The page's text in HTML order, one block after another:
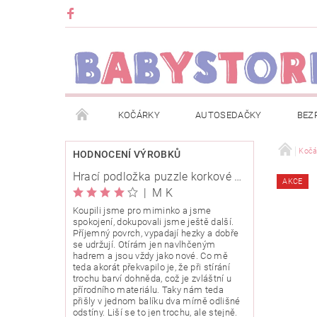
KOČÁRKY AUTOSEDAČKY
METRÁŽ ZNAČKY ROZBALENO NEBO
OBCHODNÍ PODMÍNKY INFORMACE O
O NÁS KARIERA KLUB BABYSTORE
HODNOCENÍ VÝROBKŮ
Hrací podložka puzzle korkové 120x120cm
| M K
Koupili jsme pro miminko a jsme
spokojení, dokupovali jsme ještě další.
Příjemný povrch, vypadají hezky a dobře
se udržují. Otírám jen navlhčeným
hadrem a jsou vždy jako nové. Co mě
teda akorát překvapilo je, že při stírání
trochu barví dohněda, což je zvláštní u
přírodního materiálu. Taky nám teda
přišly v jednom balíku dva mírně odlišné
odstíny. Liší se to jen trochu, ale stejně.
AKCE